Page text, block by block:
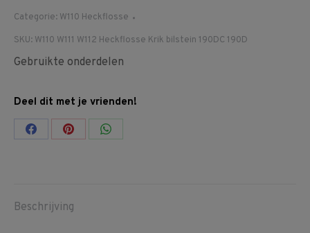
Categorie: W110 Heckflosse
SKU: W110 W111 W112 Heckflosse Krik bilstein 190DC 190D
Gebruikte onderdelen
Deel dit met je vrienden!
Share Share Share
Beschrijving